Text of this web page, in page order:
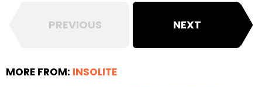
PREVIOUS NEXT
MORE FROM: INSOLITE